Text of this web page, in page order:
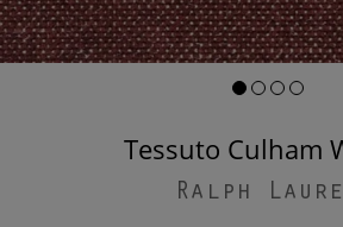
Tessuto Culham
Ralph